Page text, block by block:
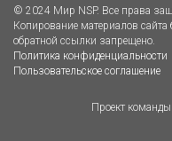
© 2024 Мир NSP. Все права
Копирование материалов
обратной ссылки запрещено.
Политика конфиденциальности
Пользовательское соглашение
Проект команды